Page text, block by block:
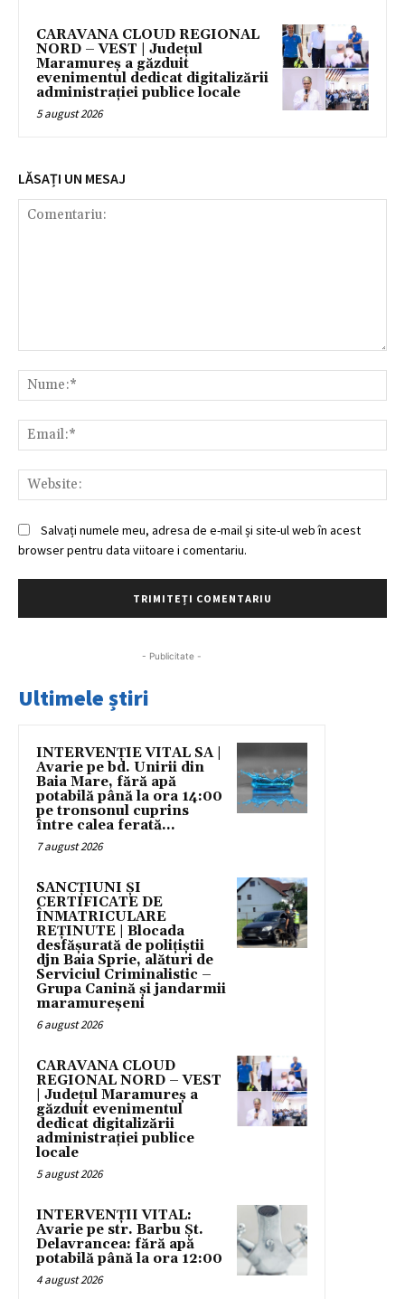
CARAVANA CLOUD REGIONAL
NORD – VEST | Județul
Maramureș a găzduit
evenimentul dedicat digitalizării
administrației publice locale
5 august 2026
LĂSAȚI UN MESAJ
Salvați numele meu, adresa de e-mail și site-ul web în acest
browser pentru data viitoare i comentariu.
- Publicitate -
Ultimele știri
INTERVENȚIE VITAL SA |
Avarie pe bd. Unirii din
Baia Mare, fără apă
potabilă până la ora 14:00
pe tronsonul cuprins
între calea ferată...
7 august 2026
SANCȚIUNI ȘI
CERTIFICATE DE
ÎNMATRICULARE
REȚINUTE | Blocada
desfășurată de polițiștii
djn Baia Sprie, alături de
Serviciul Criminalistic –
Grupa Canină și jandarmii
maramureșeni
6 august 2026
CARAVANA CLOUD
REGIONAL NORD – VEST
| Județul Maramureș a
găzduit evenimentul
dedicat digitalizării
administrației publice
locale
5 august 2026
INTERVENȚII VITAL:
Avarie pe str. Barbu Șt.
Delavrancea: fără apă
potabilă până la ora 12:00
4 august 2026